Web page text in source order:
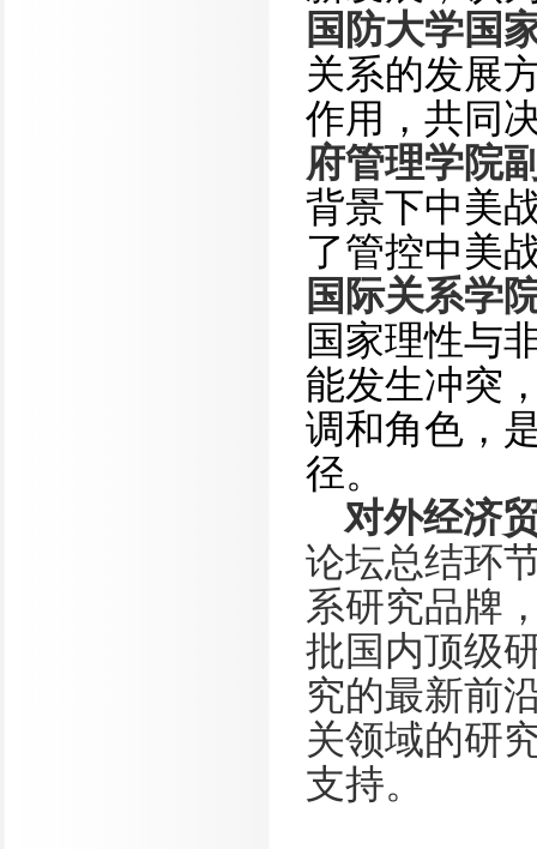
国防大学国
关系的发展
作用，共同
府管理学院
背景下中美
了管控中美
国际关系学
国家理性与
能发生冲突
调和角色，
径。
对外经济
论坛总结环
系研究品牌
批国内顶级
究的最新前
关领域的研
支持。